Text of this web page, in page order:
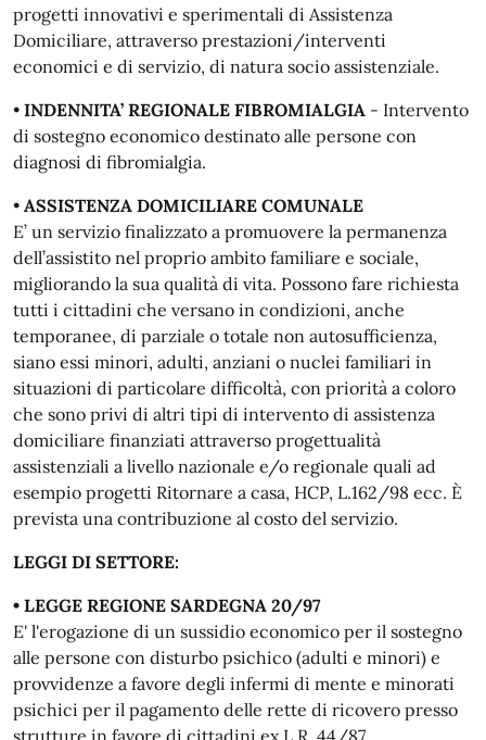
progetti innovativi e sperimentali di Assistenza
Domiciliare, attraverso prestazioni/interventi
economici e di servizio, di natura socio assistenziale.
• INDENNITA’ REGIONALE FIBROMIALGIA - Intervento
di sostegno economico destinato alle persone con
diagnosi di fibromialgia.
• ASSISTENZA DOMICILIARE COMUNALE
E’ un servizio finalizzato a promuovere la permanenza
dell’assistito nel proprio ambito familiare e sociale,
migliorando la sua qualità di vita. Possono fare richiesta
tutti i cittadini che versano in condizioni, anche
temporanee, di parziale o totale non autosufficienza,
siano essi minori, adulti, anziani o nuclei familiari in
situazioni di particolare difficoltà, con priorità a coloro
che sono privi di altri tipi di intervento di assistenza
domiciliare finanziati attraverso progettualità
assistenziali a livello nazionale e/o regionale quali ad
esempio progetti Ritornare a casa, HCP, L.162/98 ecc. È
prevista una contribuzione al costo del servizio.
LEGGI DI SETTORE:
• LEGGE REGIONE SARDEGNA 20/97
E' l'erogazione di un sussidio economico per il sostegno
alle persone con disturbo psichico (adulti e minori) e
provvidenze a favore degli infermi di mente e minorati
psichici per il pagamento delle rette di ricovero presso
strutture in favore di cittadini ex L.R. 44/87.